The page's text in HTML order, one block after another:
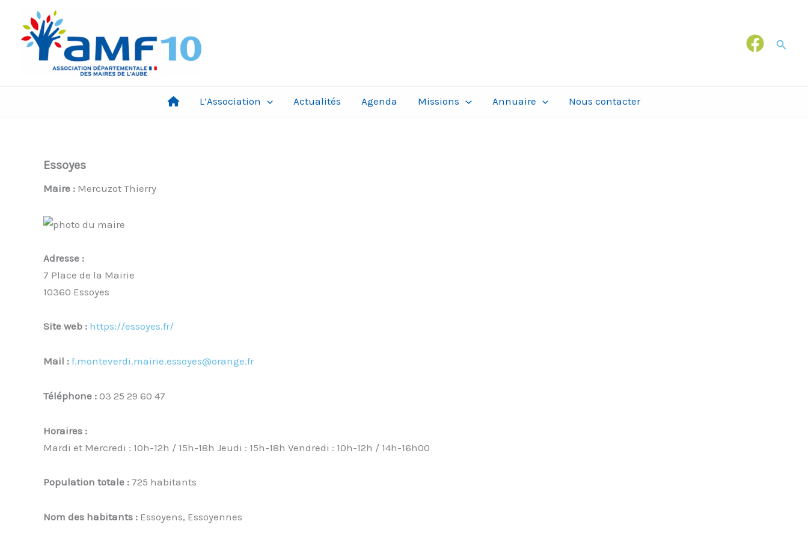
contenu
L’Association Actualités Agenda Missions Annuaire Nous contacter
Essoyes
Maire : Mercuzot Thierry
Adresse :
7 Place de la Mairie
10360 Essoyes
Site web : https://essoyes.fr/
Mail : f.monteverdi.mairie.essoyes@orange.fr
Téléphone : 03 25 29 60 47
Horaires :
Mardi et Mercredi : 10h-12h / 15h-18h Jeudi : 15h-18h Vendredi : 10h-12h / 14h-16h00
Population totale : 725 habitants
Nom des habitants : Essoyens, Essoyennes